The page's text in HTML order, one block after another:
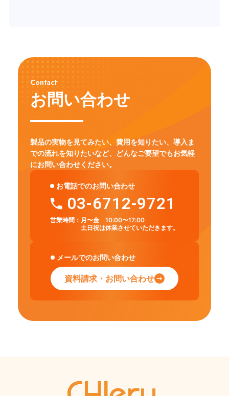
Contact
お問い合わせ
製品の実物を見てみたい、費用を知りたい、導入ま
での流れを知りたいなど、
どんなご要望でもお気軽
にお問い合わせください。
お電話でのお問い合わせ
03-6712-9721
営業時間： 月〜金 10:00〜17:00
土日祝は休業させていただきます。
メールでのお問い合わせ
資料請求・お問い合わせ